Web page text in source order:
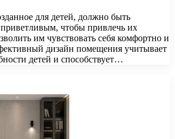
для детей, должно быть
чтобы привлечь их
им чувствовать себя комфортно и
дизайн помещения учитывает
детей и способствует…